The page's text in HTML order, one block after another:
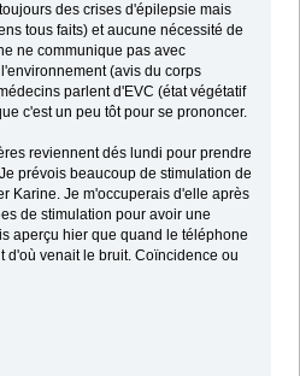
des crises d'épilepsie mais
tous faits) et aucune nécessité de
ne communique pas avec
(avis du corps
parlent d'EVC (état végétatif
c'est un peu tôt pour se prononcer.
reviennent dés lundi pour prendre
prévois beaucoup de stimulation de
Karine. Je m'occuperais d'elle après
de stimulation pour avoir une
aperçu hier que quand le téléphone
venait le bruit. Coïncidence ou